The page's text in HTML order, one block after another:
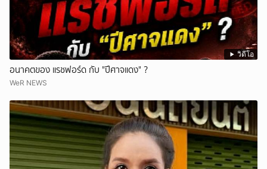
วิดีโอ
อนาคตของ แรชฟอร์ด กับ "ปีศาจแดง" ?
WeR NEWS